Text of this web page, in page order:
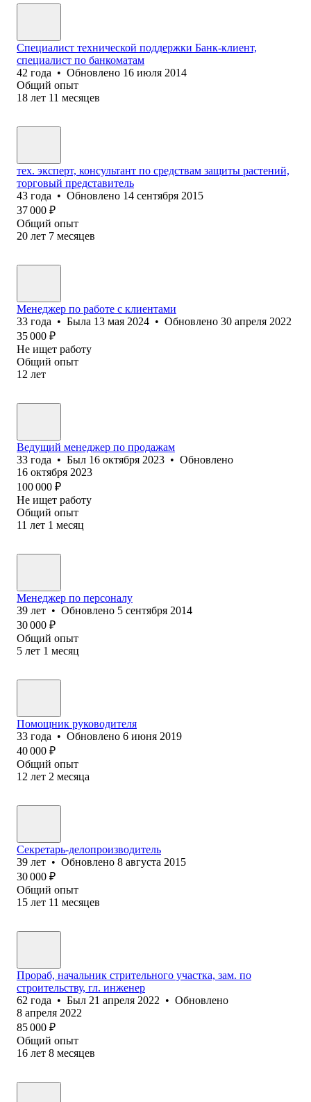
Специалист технической поддержки Банк-клиент,
специалист по банкоматам
42 года • Обновлено 16 июля 2014
Общий опыт
18 лет 11 месяцев
тех. эксперт, консультант по средствам защиты растений,
торговый представитель
43 года • Обновлено 14 сентября 2015
37 000 ₽
Общий опыт
20 лет 7 месяцев
Менеджер по работе с клиентами
33 года • Была 13 мая 2024 • Обновлено 30 апреля 2022
35 000 ₽
Не ищет работу
Общий опыт
12 лет
Ведущий менеджер по продажам
33 года • Был 16 октября 2023 • Обновлено
16 октября 2023
100 000 ₽
Не ищет работу
Общий опыт
11 лет 1 месяц
Менеджер по персоналу
39 лет • Обновлено 5 сентября 2014
30 000 ₽
Общий опыт
5 лет 1 месяц
Помощник руководителя
33 года • Обновлено 6 июня 2019
40 000 ₽
Общий опыт
12 лет 2 месяца
Секретарь-делопроизводитель
39 лет • Обновлено 8 августа 2015
30 000 ₽
Общий опыт
15 лет 11 месяцев
Прораб, начальник стрительного участка, зам. по
строительству, гл. инженер
62 года • Был 21 апреля 2022 • Обновлено
8 апреля 2022
85 000 ₽
Общий опыт
16 лет 8 месяцев